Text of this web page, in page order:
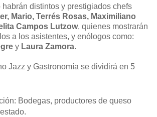
habrán distintos y prestigiados chefs
Mario, Terrés Rosas, Maximiliano
Campos Lutzow, quienes mostrarán
a los asistentes, y enólogos como:
y Laura Zamora.
Jazz y Gastronomía se dividirá en 5
Bodegas, productores de queso